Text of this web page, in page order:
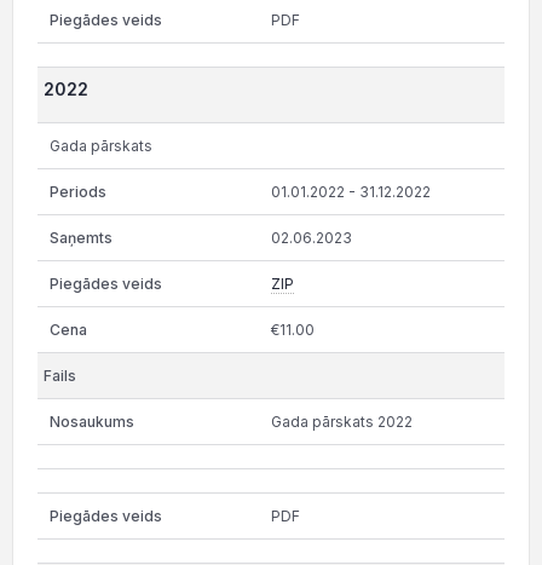
PDF
2022
Gada pārskats
01.01.2022 - 31.12.2022
02.06.2023
ZIP
€11.00
Gada pārskats 2022
PDF